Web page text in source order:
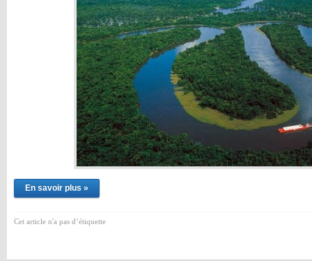
En savoir plus »
Cet article n'a pas d’étiquette